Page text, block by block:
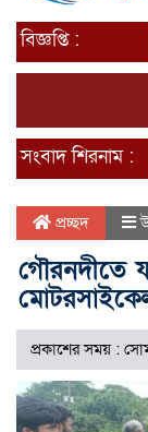
বিজ্ঞপ্তি :
সংবাদ শিরনাম :
প্রচ্ছদ
গৌরনদীতে
প্রকাশের সময় :